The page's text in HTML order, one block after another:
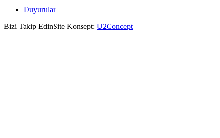
Duyurular
Bizi Takip EdinSite Konsept: U2Concept